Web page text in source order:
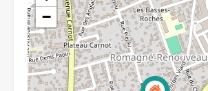
−